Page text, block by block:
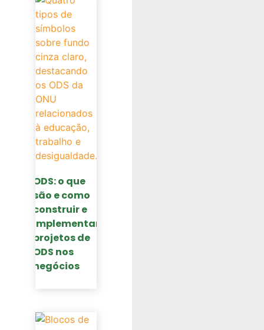
ODS: o que
são e como
construir e
implementar
projetos de
ODS nos
negócios